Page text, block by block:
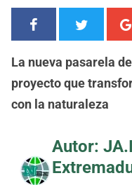
La nueva pasarela
proyecto que
con la naturaleza
Autor: